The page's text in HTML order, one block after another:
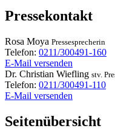
Pressekontakt
Rosa Moya Pressesprecherin
Telefon: 0211/300491-160
E-Mail versenden
Dr. Christian Wiefling stv.
Telefon: 0211/300491-110
E-Mail versenden
Seitenübersicht